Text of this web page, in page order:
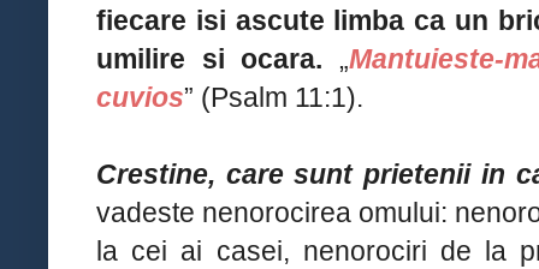
fiecare isi ascute limba ca un
umilire si ocara. „Mantuieste-
cuvios” (Psalm 11:1).
Crestine, care sunt prietenii in
vadeste nenorocirea omului:
la cei ai casei, nenorociri de la